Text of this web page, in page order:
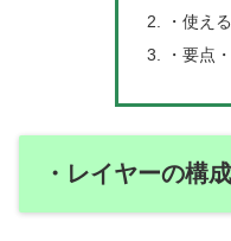
・使え
・要点
・レイヤーの構